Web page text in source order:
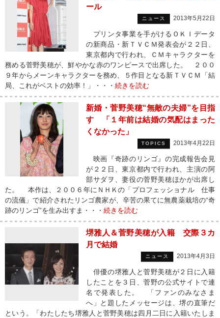
ール
ニュース 2013年5月22日
プリンタ事業を手がけるＯＫＩデータ
の新商品・新ＴＶＣＭ発表会が２２日、
東京都内で行われ、ＣＭキャラクターを
務める菅野美穂が、鮮やかな赤のワンピースで出席した。 ２００
９年からメーンキャラクターを務め、５作目となる新ＴＶＣＭ「結
局、これがベストの効率！」・・・ 続きを読む
新婚・菅野美穂“無敵の夫婦”を目指
す 「１年前は結婚の気配はまった
くなかった」
TOPICS 2013年4月22日
映画『奇跡のリンゴ』の完成報告会見
が２２日、東京都内で行われ、主演の阿
部サダヲ、妻役の菅野美穂ほかが出席し
た。 本作は、２００６年にＮＨＫの「プロフェッショナル 仕事
の流儀」で紹介されたリンゴ農家が、辛苦の果てに無農薬栽培の“奇
跡のリンゴ”を生み出すま・・・ 続きを読む
堺雅人＆菅野美穂が入籍 交際３カ
月で結婚
ニュース 2013年4月3日
俳優の堺雅人と菅野美穂が２日に入籍
したことを３日、菅野の公式サイトで連
名で発表した。 「ファンのみなさま
へ」と題したメッセージは、堺の直筆だ
という。「わたしたち堺雅人と菅野美穂は四月二日に入籍いたしま